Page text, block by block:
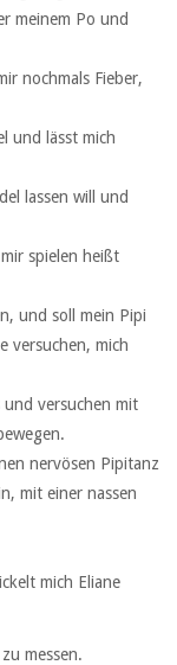
meinem Po und
nochmals Fieber,
und lässt mich
lassen will und
spielen heißt
und soll mein Pipi
versuchen, mich
und versuchen mit
nervösen Pipitanz
mit einer nassen
mich Eliane
messen.